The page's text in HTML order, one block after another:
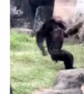
庭，法院判定被
檢測費共計74萬
負責人消失，
名為「北方綠森
水蟒物種的澳洲
Fry）也表示，
人類與黑猩猩只
方綠森蚺和森蚺
知世界上體型最